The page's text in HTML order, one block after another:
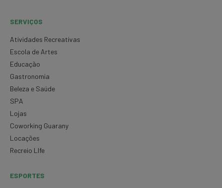
SERVIÇOS
Atividades Recreativas
Escola de Artes
Educação
Gastronomia
Beleza e Saúde
SPA
Lojas
Coworking Guarany
Locações
Recreio LIfe
ESPORTES